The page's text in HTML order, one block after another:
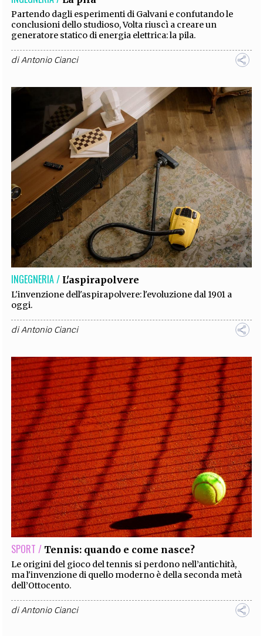
Partendo dagli esperimenti di Galvani e confutando le
conclusioni dello studioso, Volta riuscì a creare un
generatore statico di energia elettrica: la pila.
diAntonio Cianci
INGEGNERIA / L'aspirapolvere
L'invenzione dell'aspirapolvere: l'evoluzione dal 1901 a
oggi.
diAntonio Cianci
SPORT / Tennis: quando e come nasce?
Le origini del gioco del tennis si perdono nell’antichità,
ma l'invenzione di quello moderno è della seconda metà
dell’Ottocento.
diAntonio Cianci